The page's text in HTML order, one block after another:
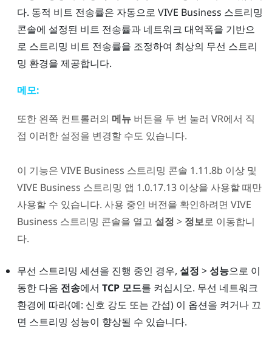
다. 동적 비트 전송률은 자동으로 VIVE Business 스트리밍
콘솔에 설정된 비트 전송률과 네트워크 대역폭을 기반으
로 스트리밍 비트 전송률을 조정하여 최상의 무선 스트리
밍 환경을 제공합니다.
메모:
또한 왼쪽 컨트롤러의 메뉴버튼을 두 번 눌러 VR에서 직
접 이러한 설정을 변경할 수도 있습니다.
이 기능은 VIVE Business 스트리밍 콘솔 1.11.8b 이상 및
VIVE Business 스트리밍 앱 1.0.17.13 이상을 사용할 때만
사용할 수 있습니다. 사용 중인 버전을 확인하려면 VIVE
Business 스트리밍 콘솔을 열고 설정 > 정보로 이동합니
다.
무선 스트리밍 세션을 진행 중인 경우, 설정 > 성능으로 이
동한 다음 전송에서 TCP 모드를 켜십시오. 무선 네트워크
환경에 따라(예: 신호 강도 또는 간섭) 이 옵션을 켜거나 끄
면 스트리밍 성능이 향상될 수 있습니다.